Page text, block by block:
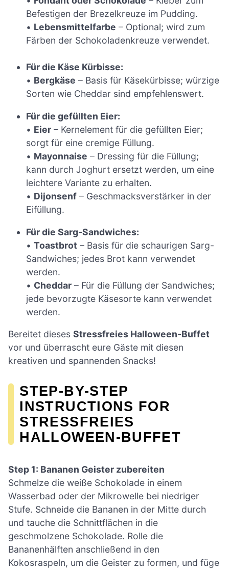
Befestigen der Brezelkreuze im Pudding.
• Lebensmittelfarbe – Optional; wird zum
Färben der Schokoladenkreuze verwendet.
Für die Käse Kürbisse:
• Bergkäse – Basis für Käsekürbisse; würzige
Sorten wie Cheddar sind empfehlenswert.
Für die gefüllten Eier:
• Eier – Kernelement für die gefüllten Eier;
sorgt für eine cremige Füllung.
• Mayonnaise – Dressing für die Füllung;
kann durch Joghurt ersetzt werden, um eine
leichtere Variante zu erhalten.
• Dijonsenf – Geschmacksverstärker in der
Eifüllung.
Für die Sarg-Sandwiches:
•Toastbrot – Basis für die schaurigen Sarg-
Sandwiches; jedes Brot kann verwendet
werden.
• Cheddar – Für die Füllung der Sandwiches;
jede bevorzugte Käsesorte kann verwendet
werden.
Bereitet dieses Stressfreies Halloween-Buffet
vor und überrascht eure Gäste mit diesen
kreativen und spannenden Snacks!
STEP-BY-STEP
INSTRUCTIONS FOR
STRESSFREIES
HALLOWEEN-BUFFET
Step 1: Bananen Geister zubereiten
Schmelze die weiße Schokolade in einem
Wasserbad oder der Mikrowelle bei niedriger
Stufe. Schneide die Bananen in der Mitte durch
und tauche die Schnittflächen in die
geschmolzene Schokolade. Rolle die
Bananenhälften anschließend in den
Kokosraspeln, um die Geister zu formen, und füge